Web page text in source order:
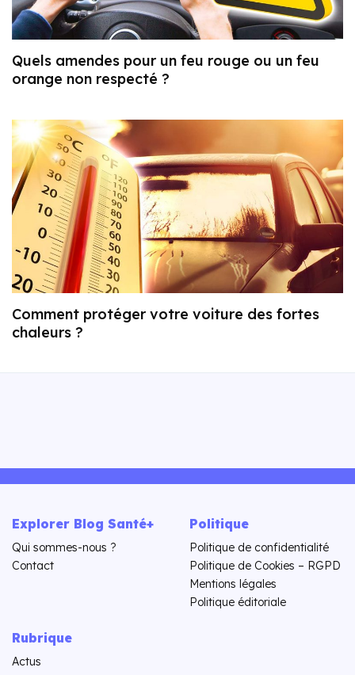
Quels amendes pour un feu rouge ou un feu
orange non respecté ?
Comment protéger votre voiture des fortes
chaleurs ?
Explorer Blog Santé+
Qui sommes-nous ?
Contact
Politique
Politique de confidentialité
Politique de Cookies – RGPD
Mentions légales
Politique éditoriale
Rubrique
Actus